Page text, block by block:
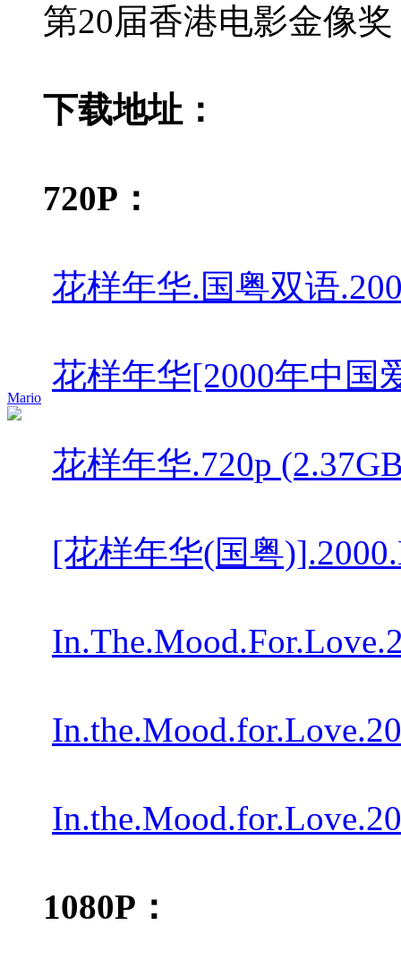
Mario
第20届香港电影金像
下载地址：
720P：
花样年华.国粤双语
花样年华[2000年中国
花样年华.720p
[花样年华(国粤
1080P：